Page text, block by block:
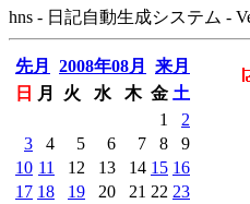
hns - 日記自動生成システム -
先月 2008年08月
来月
日
月 火 水 木 金 土
1
2
3
4 5 6 7 8
9
10 11 12 13 14 15 16
17 18 19 20 21 22 23